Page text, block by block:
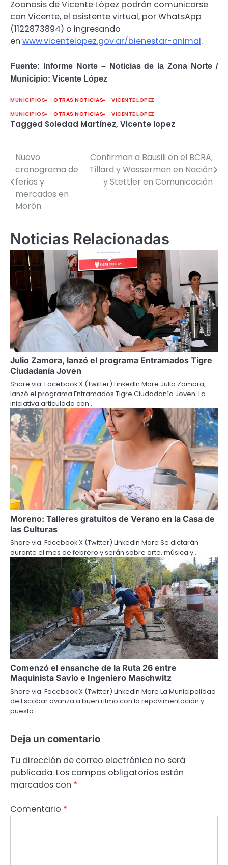
Zoonosis de Vicente López podrán comunicarse
con Vicente, el asistente virtual, por WhatsApp
(1122873894) o ingresando
en www.vicentelopez.gov.ar/bienestar-animal.
Fuente: Informe Norte – Noticias de la Zona Norte /
Municipio: Vicente López
MUNICIPIOS OTRAS NOTICIAS
VICENTE LOPEZ
MUNICIPIOS
OTRAS NOTICIAS VICENTE LOPEZ
Tagged Soledad Martínez, Vicente lopez
Navegación
de
entradas
Nuevo
cronograma de
ferias y
mercados en
Morón
Confirman a Bausili en el BCRA,
Tillard y Wasserman en Nación
y Stettler en Comunicación
Noticias Relacionadas
Julio Zamora, lanzó el programa Entramados Tigre
Ciudadanía Joven
Share via: Facebook X (Twitter) LinkedIn More Julio Zamora,
lanzó el programa Entramados Tigre Ciudadanía Joven. La
iniciativa articulada con…
Moreno: Talleres gratuitos de Verano en la Casa de
las Culturas
Share via: Facebook X (Twitter) LinkedIn More Se dictarán
durante el mes de febrero y serán sobre arte, música y…
Comenzó el ensanche de la Ruta 26 entre
Maquinista Savio e Ingeniero Maschwitz
Share via: Facebook X (Twitter) LinkedIn More La Municipalidad
de Escobar avanza a buen ritmo con la repavimentación y
puesta…
Deja un comentario
Tu dirección de correo electrónico no será
publicada. Los campos obligatorios están
marcados con *
Comentario *